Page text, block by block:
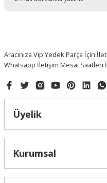
Aracınıza Vip Yedek Parça İçin
Whatsapp İletişim Mesai Saatleri
Üyelik
Kurumsal